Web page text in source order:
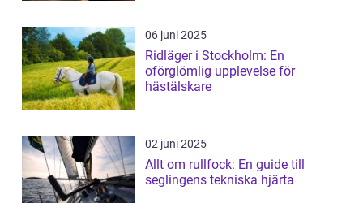
06 juni 2025
Ridläger i Stockholm: En
oförglömlig upplevelse för
hästälskare
02 juni 2025
Allt om rullfock: En guide till
seglingens tekniska hjärta